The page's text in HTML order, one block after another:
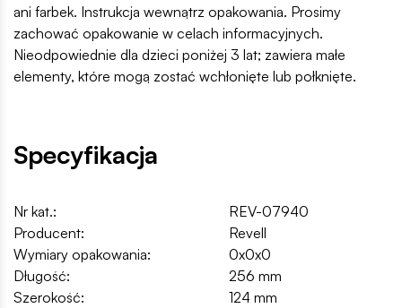
ani farbek. Instrukcja wewnątrz opakowania. Prosimy
zachować opakowanie w celach informacyjnych.
Nieodpowiednie dla dzieci poniżej 3 lat; zawiera małe
elementy, które mogą zostać wchłonięte lub połknięte.
Specyfikacja
Nr kat.:
REV-07940
Producent:
Revell
Wymiary opakowania:
0x0x0
Długość:
256 mm
Szerokość:
124 mm